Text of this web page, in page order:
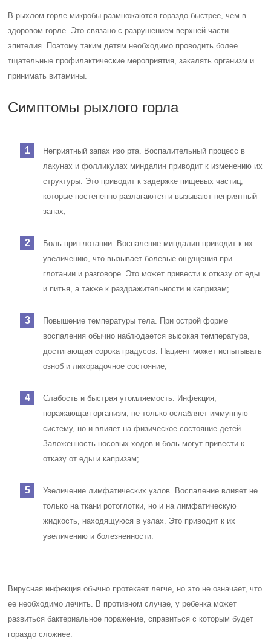
В рыхлом горле микробы размножаются гораздо быстрее, чем в
здоровом горле. Это связано с разрушением верхней части
эпителия. Поэтому таким детям необходимо проводить более
тщательные профилактические мероприятия, закалять организм и
принимать витамины.
Симптомы рыхлого горла
Неприятный запах изо рта. Воспалительный процесс в
лакунах и фолликулах миндалин приводит к изменению их
структуры. Это приводит к задержке пищевых частиц,
которые постепенно разлагаются и вызывают неприятный
запах;
Боль при глотании. Воспаление миндалин приводит к их
увеличению, что вызывает болевые ощущения при
глотании и разговоре. Это может привести к отказу от еды
и питья, а также к раздражительности и капризам;
Повышение температуры тела. При острой форме
воспаления обычно наблюдается высокая температура,
достигающая сорока градусов. Пациент может испытывать
озноб и лихорадочное состояние;
Слабость и быстрая утомляемость. Инфекция,
поражающая организм, не только ослабляет иммунную
систему, но и влияет на физическое состояние детей.
Заложенность носовых ходов и боль могут привести к
отказу от еды и капризам;
Увеличение лимфатических узлов. Воспаление влияет не
только на ткани ротоглотки, но и на лимфатическую
жидкость, находящуюся в узлах. Это приводит к их
увеличению и болезненности.
Вирусная инфекция обычно протекает легче, но это не означает, что
ее необходимо лечить. В противном случае, у ребенка может
развиться бактериальное поражение, справиться с которым будет
гораздо сложнее.